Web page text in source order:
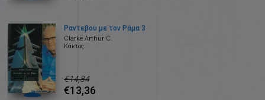
Ραντεβού με τον Ράμα 3
Clarke Arthur C.
Κάκτος
€14,84
€13,36